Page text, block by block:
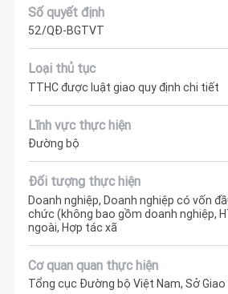
Số quyết định
52/QĐ-BGTVT
Loại thủ tục
TTHC được luật giao quy định chi tiết
Lĩnh vực thực hiện
Đường bộ
Đối tượng thực hiện
Doanh nghiệp, Doanh nghiệp có vốn
chức (không bao gồm doanh nghiệp,
ngoài, Hợp tác xã
Cơ quan quan thực hiện
Tổng cục Đường bộ Việt Nam, Sở